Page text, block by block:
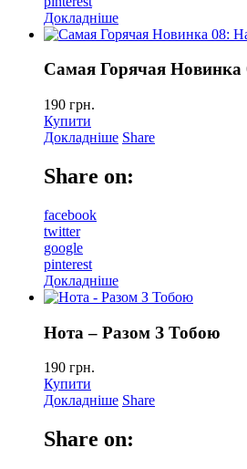
Докладніше
Самая Горячая
190 грн.
Купити
Докладніше Share
Share on:
facebook
twitter
google
pinterest
Докладніше
Нота – Разом З Тобою
190 грн.
Купити
Докладніше Share
Share on: